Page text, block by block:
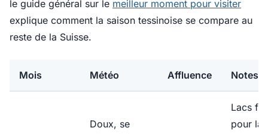
le guide général sur le meilleur moment pour visiter
explique comment la saison tessinoise se compare au
reste de la Suisse.
Mois Météo Affluence Notes
Doux, se
Lacs
pour la